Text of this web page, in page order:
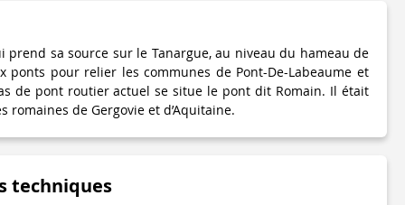
prend sa source sur le Tanargue, au niveau du hameau de
ponts pour relier les communes de Pont-De-Labeaume et
de pont routier actuel se situe le pont dit Romain. Il était
romaines de Gergovie et d’Aquitaine.
techniques